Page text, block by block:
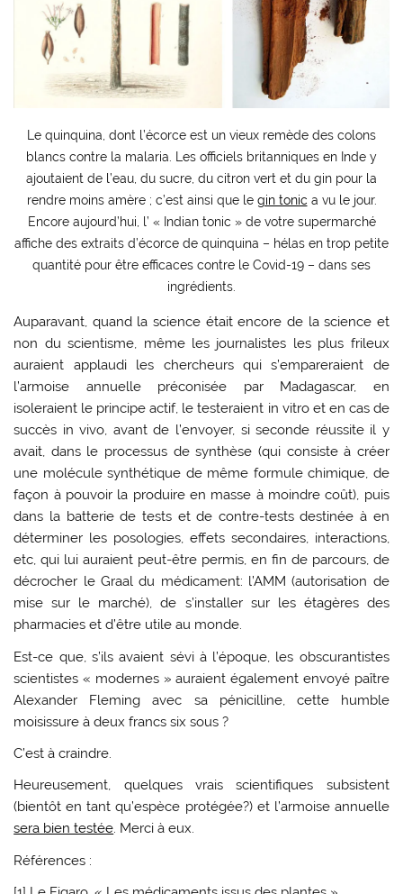
Le quinquina, dont l’écorce est un vieux remède des colons
blancs contre la malaria. Les officiels britanniques en Inde y
ajoutaient de l’eau, du sucre, du citron vert et du gin pour la
rendre moins amère ; c’est ainsi que le gin tonic a vu le jour.
Encore aujourd’hui, l’ « Indian tonic » de votre supermarché
affiche des extraits d’écorce de quinquina – hélas en trop petite
quantité pour être efficaces contre le Covid-19 – dans ses
ingrédients.
Auparavant, quand la science était encore de la science et
non du scientisme, même les journalistes les plus frileux
auraient applaudi les chercheurs qui s’empareraient de
l’armoise annuelle préconisée par Madagascar, en
isoleraient le principe actif, le testeraient in vitro et en cas de
succès in vivo, avant de l’envoyer, si seconde réussite il y
avait, dans le processus de synthèse (qui consiste à créer
une molécule synthétique de même formule chimique, de
façon à pouvoir la produire en masse à moindre coût), puis
dans la batterie de tests et de contre-tests destinée à en
déterminer les posologies, effets secondaires, interactions,
etc, qui lui auraient peut-être permis, en fin de parcours, de
décrocher le Graal du médicament: l’AMM (autorisation de
mise sur le marché), de s’installer sur les étagères des
pharmacies et d’être utile au monde.
Est-ce que, s’ils avaient sévi à l’époque, les obscurantistes
scientistes « modernes » auraient également envoyé paître
Alexander Fleming avec sa pénicilline, cette humble
moisissure à deux francs six sous ?
C’est à craindre.
Heureusement, quelques vrais scientifiques subsistent
(bientôt en tant qu’espèce protégée?) et l’armoise annuelle
sera bien testée. Merci à eux.
Références :